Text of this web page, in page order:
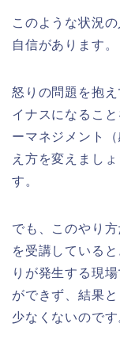
このような状況
自信があります。
怒りの問題を抱
イナスになるこ
ーマネジメント
え方を変えまし
す。
でも、このやり
を受講している
りが発生する現
ができず、結果
少なくないのです